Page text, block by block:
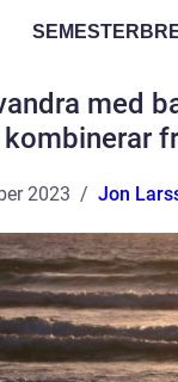
med
kombinerar
2023 Jon